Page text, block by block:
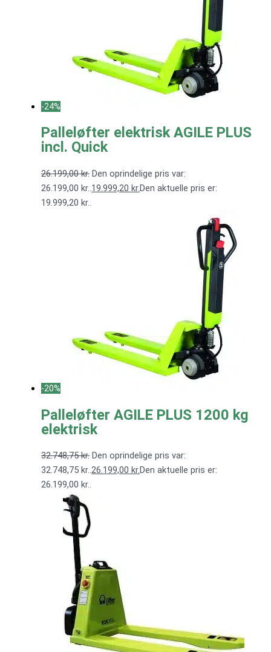
-24%
Palleløfter elektrisk AGILE PLUS
incl. Quick
26.199,00kr. Den oprindelige pris var:
26.199,00 kr..19.999,20 kr.Den aktuelle pris er:
19.999,20 kr..
-20%
Palleløfter AGILE PLUS 1200 kg
elektrisk
32.748,75kr. Den oprindelige pris var:
32.748,75 kr..26.199,00 kr.Den aktuelle pris er:
26.199,00 kr..